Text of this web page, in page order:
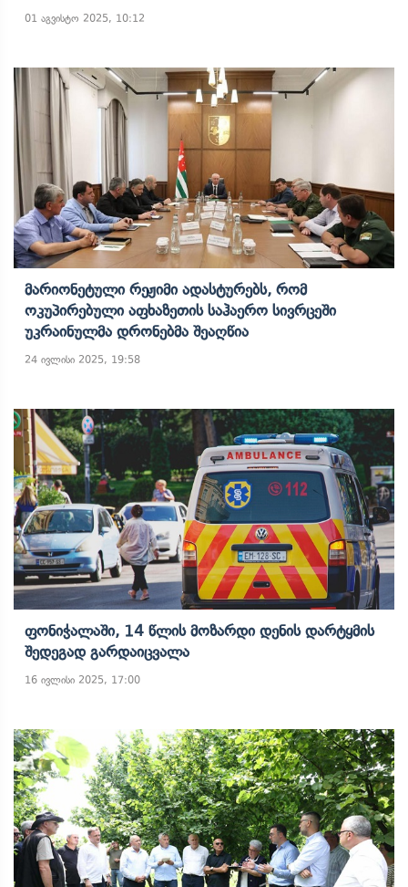
01 აგვისტო 2025, 10:12
Მარიონეტული Რეჟიმი Ადასტურებს, Რომ
Ოკუპირებული Აფხაზეთის Საჰაერო Სივრცეში
Უკრაინულმა Დრონებმა Შეაღწია
24 ივლისი 2025, 19:58
Ფონიჭალაში, 14 Წლის Მოზარდი Დენის Დარტყმის
Შედეგად Გარდაიცვალა
16 ივლისი 2025, 17:00